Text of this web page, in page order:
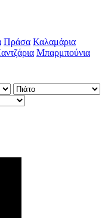
Πράσα Καλαμάρια
Μπαρμπούνια